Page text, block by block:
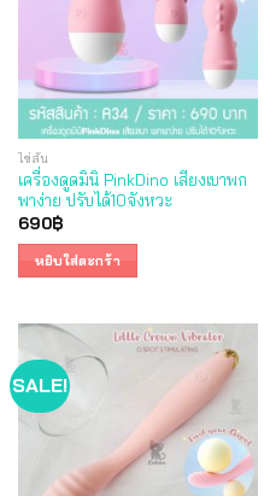
ไข่สั่น
เครื่องดูดมินิ PinkDino เสียงเบาพก
พาง่าย ปรับได้10จังหวะ
690฿
หยิบใส่ตะกร้า
SALE!